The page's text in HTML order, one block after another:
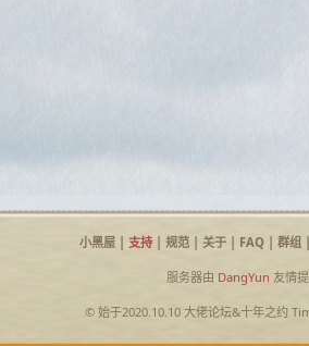
小黑屋| 支持| 规范| 关于| FAQ| 群组|
服务器由 DangYun 友情
© 始于2020.10.10 大佬论坛&十年之约